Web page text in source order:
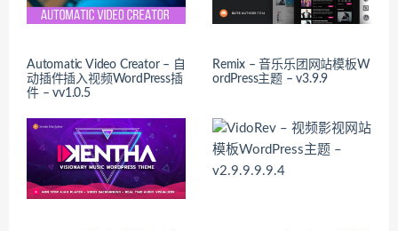
Automatic Video Creator – 自
动插件插入视频WordPress插
件 – vv1.0.5
Remix – 音乐乐团网站模板W
ordPress主题 – v3.9.9